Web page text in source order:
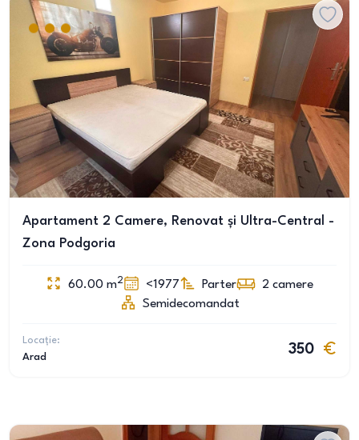
Apartament 2 Camere, Renovat și Ultra-Central -
Zona Podgoria
60.00 m2 <1977 Parter 2 camere
Semidecomandat
Locație:
Arad
350